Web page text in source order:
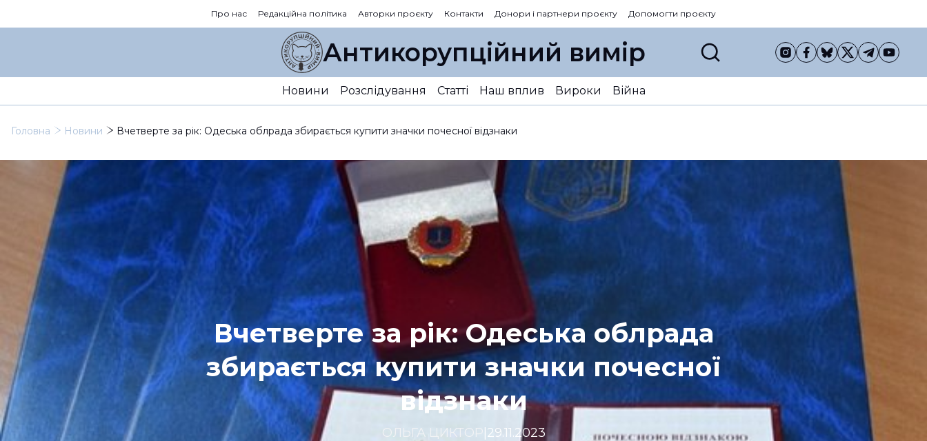
Про нас Редакційна політика Авторки проєкту Контакти Донори і партнери проєкту Допомогти проєкту
Антикорупційний вимір
Новини Розслідування Статті Наш вплив Вироки Війна
Головна Новини Вчетверте за рік: Одеська облрада збирається купити значки почесної відзнаки
Вчетверте за рік: Одеська облрада
збирається купити значки почесної
відзнаки
ОЛЬГА ЦИКТОР|29.11.2023